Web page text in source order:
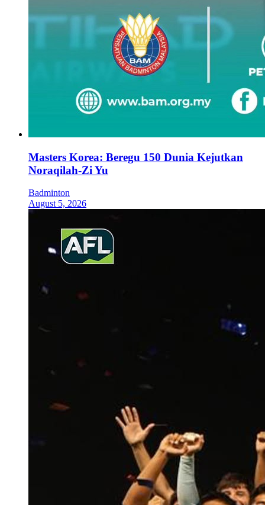
Masters Korea: Beregu 150 Dunia Kejutkan
Noraqilah-Zi Yu
Badminton
August 5, 2026